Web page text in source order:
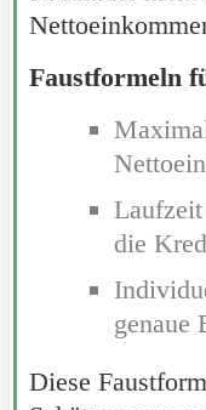
Faustformeln
die
genaue
Diese